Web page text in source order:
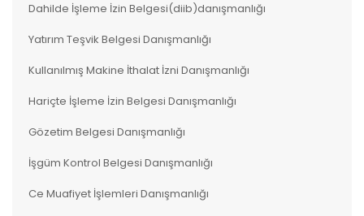
Dahilde İşleme İzin Belgesi(diib)danışmanlığı
Yatırım Teşvik Belgesi Danışmanlığı
Kullanılmış Makine İthalat İzni Danışmanlığı
Hariçte İşleme İzin Belgesi Danışmanlığı
Gözetim Belgesi Danışmanlığı
İşgüm Kontrol Belgesi Danışmanlığı
Ce Muafiyet İşlemleri Danışmanlığı